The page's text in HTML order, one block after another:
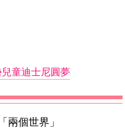
童迪士尼圓夢
兩個世界」